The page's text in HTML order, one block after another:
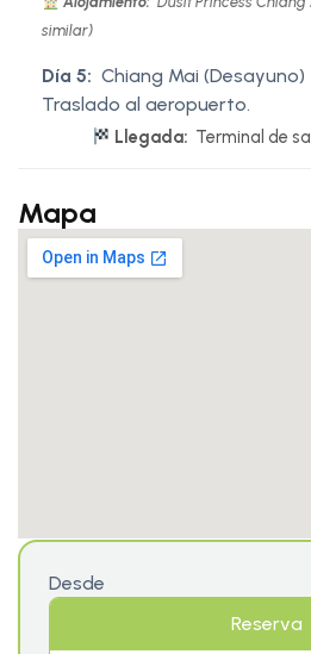
similar)
Día 5: Chiang Mai (Desayuno)
Traslado al aeropuerto.
Llegada: Terminal de
Mapa
Desde
Reserva